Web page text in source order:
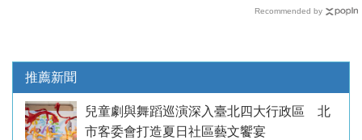
Recommended by
推薦新聞
兒童劇與舞蹈巡演深入臺北四大行政區 北
市客委會打造夏日社區藝文饗宴